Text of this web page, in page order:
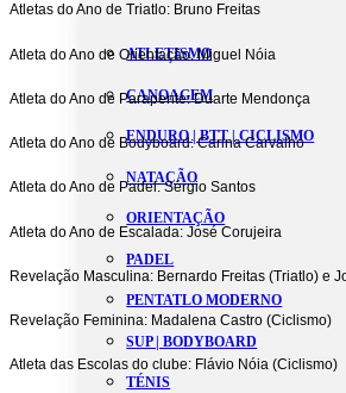
ATLETISMO
CANOAGEM
ENDURO | BTT | CICLISMO
NATAÇÃO
ORIENTAÇÃO
PADEL
PENTATLO MODERNO
SUP | BODYBOARD
TÉNIS
Atletas do Ano de Triatlo: Bruno Freitas
Atleta do Ano de Orientação: Miguel Nóia
Atleta do Ano de Parapente: Duarte Mendonça
Atleta do Ano de Bodyboard: Carina Carvalho
Atleta do Ano de Padel: Sérgio Santos
Atleta do Ano de Escalada: José Corujeira
Revelação Masculina: Bernardo Freitas (Triatlo) e
Revelação Feminina: Madalena Castro (Ciclismo)
Atleta das Escolas do clube: Flávio Nóia (Ciclismo)